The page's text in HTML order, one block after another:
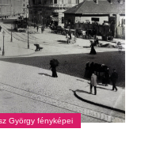
György fényképei